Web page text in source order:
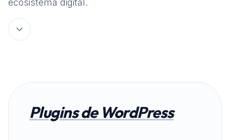
ecosistema digital.
Plugins de WordPress